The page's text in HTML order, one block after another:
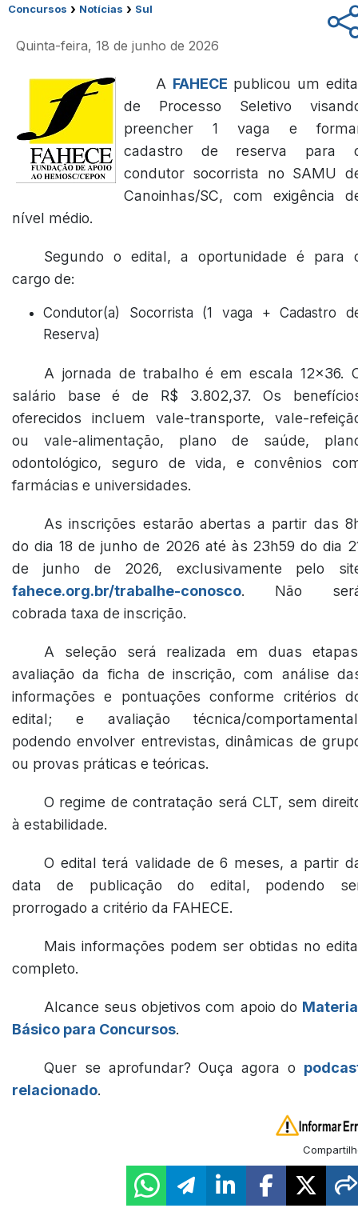
Concursos › Notícias › Sul
Quinta-feira, 18 de junho de 2026
A FAHECE publicou um
de Processo Seletivo
preencher 1 vaga e
cadastro de reserva para
condutor socorrista no SAMU
Canoinhas/SC, com exigência
nível médio.
Segundo o edital, a oportunidade é para
cargo de:
Condutor(a) Socorrista (1 vaga + Cadastro
Reserva)
A jornada de trabalho é em escala 12x36.
salário base é de R$ 3.802,37. Os
oferecidos incluem vale-transporte, vale-
ou vale-alimentação, plano de saúde,
odontológico, seguro de vida, e convênios
farmácias e universidades.
As inscrições estarão abertas a partir das
do dia 18 de junho de 2026 até às 23h59 do dia
de junho de 2026, exclusivamente pelo
fahece.org.br/trabalhe-conosco. Não
cobrada taxa de inscrição.
A seleção será realizada em duas
avaliação da ficha de inscrição, com análise
informações e pontuações conforme critérios
edital; e avaliação técnica/
podendo envolver entrevistas, dinâmicas de
ou provas práticas e teóricas.
O regime de contratação será CLT, sem
à estabilidade.
O edital terá validade de 6 meses, a partir
data de publicação do edital, podendo
prorrogado a critério da FAHECE.
Mais informações podem ser obtidas no
completo.
Alcance seus objetivos com apoio do
Básico para Concursos.
Quer se aprofundar? Ouça agora o
relacionado.